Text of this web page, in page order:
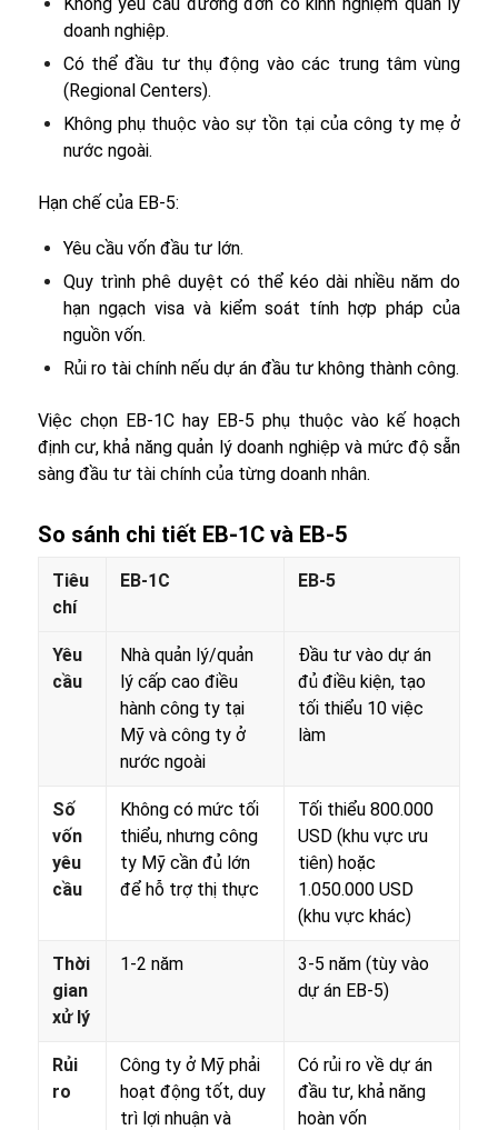
Không yêu cầu đương đơn có kinh nghiệm quản lý
doanh nghiệp.
Có thể đầu tư thụ động vào các trung tâm vùng
(Regional Centers).
Không phụ thuộc vào sự tồn tại của công ty mẹ ở
nước ngoài.
Hạn chế của EB-5:
Yêu cầu vốn đầu tư lớn.
Quy trình phê duyệt có thể kéo dài nhiều năm do
hạn ngạch visa và kiểm soát tính hợp pháp của
nguồn vốn.
Rủi ro tài chính nếu dự án đầu tư không thành công.
Việc chọn EB-1C hay EB-5 phụ thuộc vào kế hoạch
định cư, khả năng quản lý doanh nghiệp và mức độ sẵn
sàng đầu tư tài chính của từng doanh nhân.
So sánh chi tiết EB-1C và EB-5
Tiêu
chí
EB-1C EB-5
Yêu
cầu
Nhà quản lý/quản
lý cấp cao điều
hành công ty tại
Mỹ và công ty ở
nước ngoài
Đầu tư vào dự án
đủ điều kiện, tạo
tối thiểu 10 việc
làm
Số
vốn
yêu
cầu
Không có mức tối
thiểu, nhưng công
ty Mỹ cần đủ lớn
để hỗ trợ thị thực
Tối thiểu 800.000
USD (khu vực ưu
tiên) hoặc
1.050.000 USD
(khu vực khác)
Thời
gian
xử lý
1-2 năm
3-5 năm (tùy vào
dự án EB-5)
Rủi
ro
Công ty ở Mỹ phải
hoạt động tốt, duy
trì lợi nhuận và
Có rủi ro về dự án
đầu tư, khả năng
hoàn vốn